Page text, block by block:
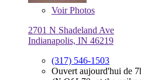
VoirPhotos
2701 N Shadeland Ave
Indianapolis, IN 46219
(317) 546-1503
Ouvert aujourd'hui de